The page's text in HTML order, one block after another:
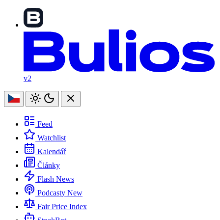
v2
Feed
Watchlist
Kalendář
Články
Flash News
Podcasty New
Fair Price Index